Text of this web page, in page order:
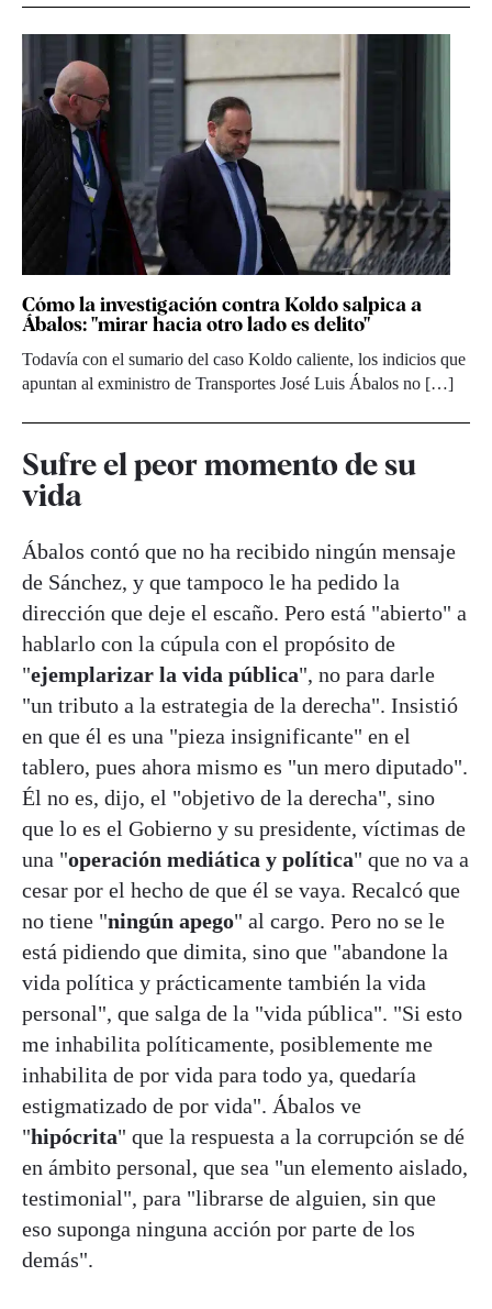
Cómo la investigación contra Koldo salpica a
Ábalos: "mirar hacia otro lado es delito"
Todavía con el sumario del caso Koldo caliente, los indicios que
apuntan al exministro de Transportes José Luis Ábalos no […]
Sufre el peor momento de su
vida
Ábalos contó que no ha recibido ningún mensaje
de Sánchez, y que tampoco le ha pedido la
dirección que deje el escaño. Pero está "abierto" a
hablarlo con la cúpula con el propósito de
"ejemplarizar la vida pública", no para darle
"un tributo a la estrategia de la derecha". Insistió
en que él es una "pieza insignificante" en el
tablero, pues ahora mismo es "un mero diputado".
Él no es, dijo, el "objetivo de la derecha", sino
que lo es el Gobierno y su presidente, víctimas de
una "operación mediática y política" que no va a
cesar por el hecho de que él se vaya. Recalcó que
no tiene "ningún apego" al cargo. Pero no se le
está pidiendo que dimita, sino que "abandone la
vida política y prácticamente también la vida
personal", que salga de la "vida pública". "Si esto
me inhabilita políticamente, posiblemente me
inhabilita de por vida para todo ya, quedaría
estigmatizado de por vida". Ábalos ve
"hipócrita" que la respuesta a la corrupción se dé
en ámbito personal, que sea "un elemento aislado,
testimonial", para "librarse de alguien, sin que
eso suponga ninguna acción por parte de los
demás".